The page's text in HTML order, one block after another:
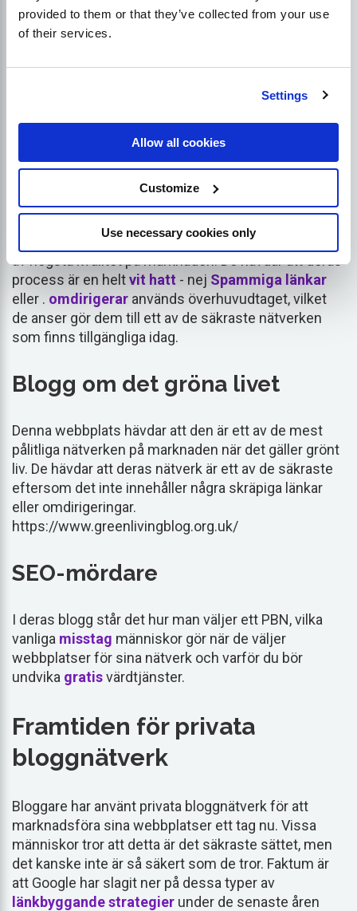
provided to them or that they’ve collected from your use
of their services.
Settings
Allow all cookies
Customize
Use necessary cookies only
Google inte straffar din webbplats eller
de får reda på vad som pågår. Om det görs på rätt
sätt är de säkra, men om du åker fast kan det bli
webbplatser
Utbyte av bloggare
Denna webbplats hävdar att den erbjuder PBN-sidor
av högsta kvalitet på marknaden. De hävdar att deras
process är en heltvit hatt - nej Spammiga länkar
eller . omdirigerar används överhuvudtaget, vilket
de anser gör dem till ett av de säkraste nätverken
som finns tillgängliga idag.
Blogg om det gröna livet
Denna webbplats hävdar att den är ett av de mest
pålitliga nätverken på marknaden när det gäller grönt
liv. De hävdar att deras nätverk är ett av de säkraste
eftersom det inte innehåller några skräpiga länkar
eller omdirigeringar.
https://www.greenlivingblog.org.uk/
SEO-mördare
I deras blogg står det hur man väljer ett PBN, vilka
vanliga misstag människor gör när de väljer
webbplatser för sina nätverk och varför du bör
undvika gratisvärdtjänster.
Framtiden för privata
bloggnätverk
Bloggare har använt privata bloggnätverk för att
marknadsföra sina webbplatser ett tag nu. Vissa
människor tror att detta är det säkraste sättet, men
det kanske inte är så säkert som de tror. Faktum är
att Google har slagit ner på dessa typer av
länkbyggandestrategier under de senaste åren